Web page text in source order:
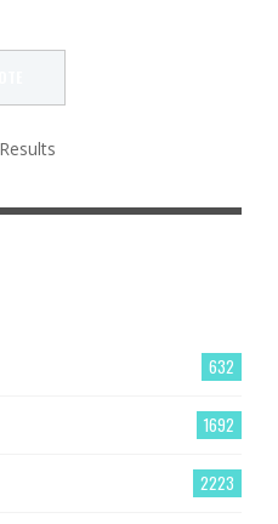
632
1692
2223